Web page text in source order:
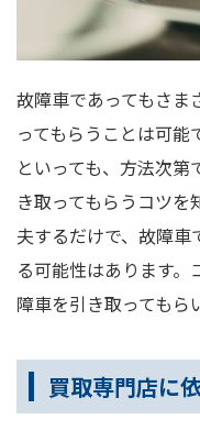
故障車であってもさま
ってもらうことは可能
といっても、方法次
き取ってもらうコツを
夫するだけで、故障車
る可能性はあります
障車を引き取ってもら
買取専門店に